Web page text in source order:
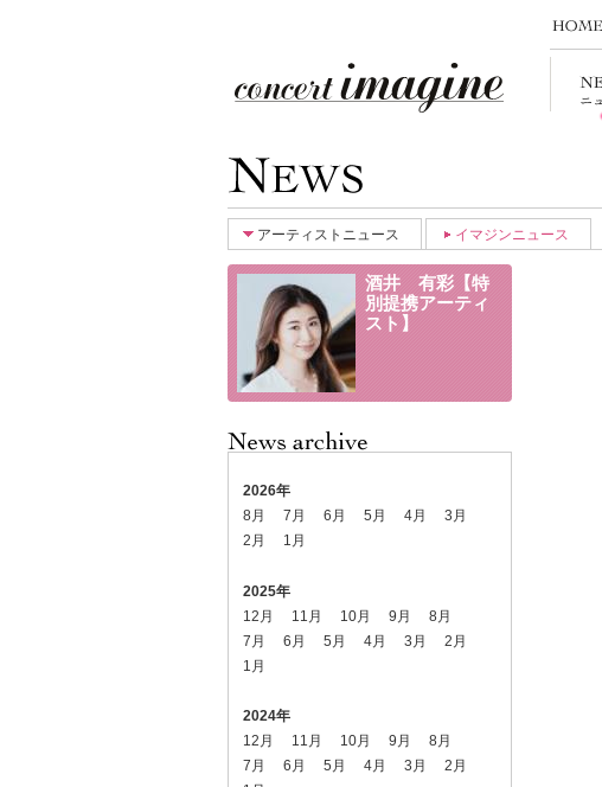
アーティストニュース イマジンニュース
酒井 有彩【特
別提携アーティ
スト】
2026年
8月
7月 6月 5月 4月
3月
2月
1月
2025年
12月
11月 10月 9月
8月
7月
6月 5月 4月 3月
2月
1月
2024年
12月
11月 10月 9月
8月
7月
6月 5月 4月 3月
2月